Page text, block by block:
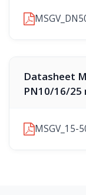
Datasheet
PN10/16/25